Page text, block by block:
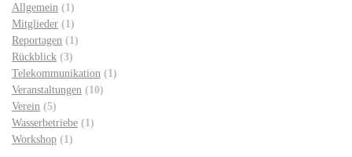
Allgemein (1)
Mitglieder (1)
Reportagen (1)
Rückblick (3)
Telekommunikation (1)
Veranstaltungen (10)
Verein (5)
Wasserbetriebe (1)
Workshop (1)